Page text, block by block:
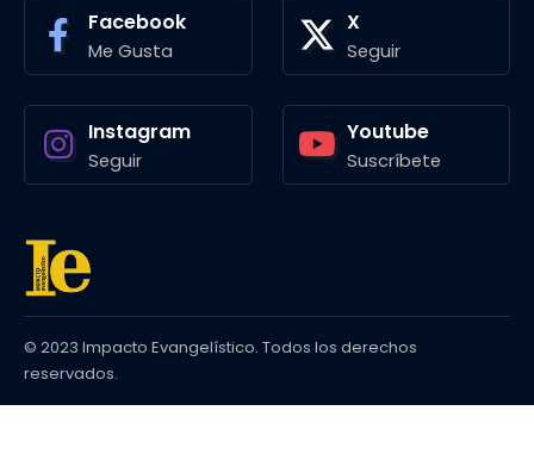
Facebook
Me Gusta
X
Seguir
Instagram
Seguir
Youtube
Suscríbete
© 2023 Impacto Evangelístico. Todos los derechos
reservados.